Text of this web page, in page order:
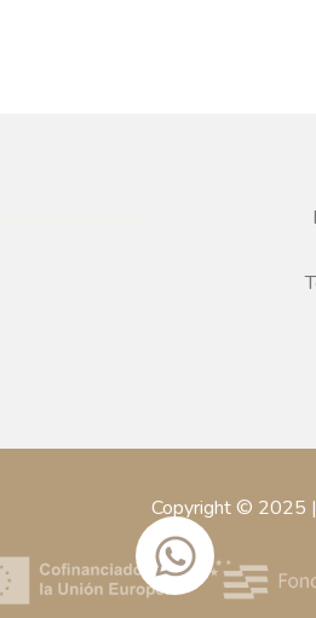
Copyright © 2025